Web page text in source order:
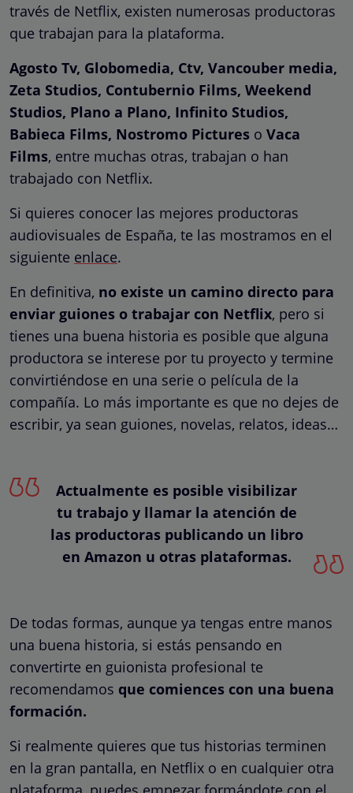
través de Netflix, existen numerosas productoras
que trabajan para la plataforma.
Agosto Tv, Globomedia, Ctv, Vancouber media,
Zeta Studios, Contubernio Films, Weekend
Studios, Plano a Plano, Infinito Studios,
Babieca Films, Nostromo Pictures o Vaca
Films, entre muchas otras, trabajan o han
trabajado con Netflix.
Si quieres conocer las mejores productoras
audiovisuales de España, te las mostramos en el
siguiente enlace.
En definitiva, no existe un camino directo para
enviar guiones o trabajar con Netflix, pero si
tienes una buena historia es posible que alguna
productora se interese por tu proyecto y termine
convirtiéndose en una serie o película de la
compañía. Lo más importante es que no dejes de
escribir, ya sean guiones, novelas, relatos, ideas…
Actualmente es posible visibilizar
tu trabajo y llamar la atención de
las productoras publicando un libro
en Amazon u otras plataformas.
De todas formas, aunque ya tengas entre manos
una buena historia, si estás pensando en
convertirte en guionista profesional te
recomendamos que comiences con una buena
formación.
Si realmente quieres que tus historias terminen
en la gran pantalla, en Netflix o en cualquier otra